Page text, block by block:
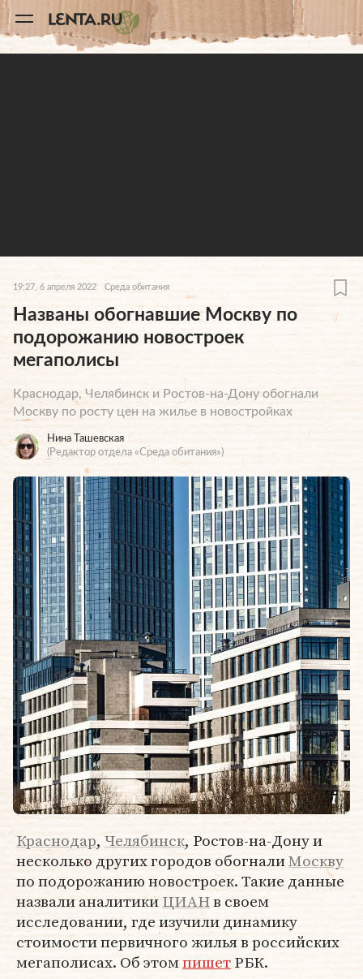
A
11
19:27, 6 апреля 2022 Среда обитания
Названы обогнавшие Москву по
подорожанию новостроек
мегаполисы
Краснодар, Челябинск и Ростов-на-Дону обогнали
Москву по росту цен на жилье в новостройках
Нина Ташевская
(Редактор отдела «Среда обитания»)
Краснодар,Челябинск, Ростов-на-Дону и
несколько других городов обогналиМоскву
по подорожанию новостроек. Такие данные
назвали аналитикиЦИАНв своем
исследовании, где изучили динамику
стоимости первичного жилья в российских
мегаполисах. Об этомпишетРБК.